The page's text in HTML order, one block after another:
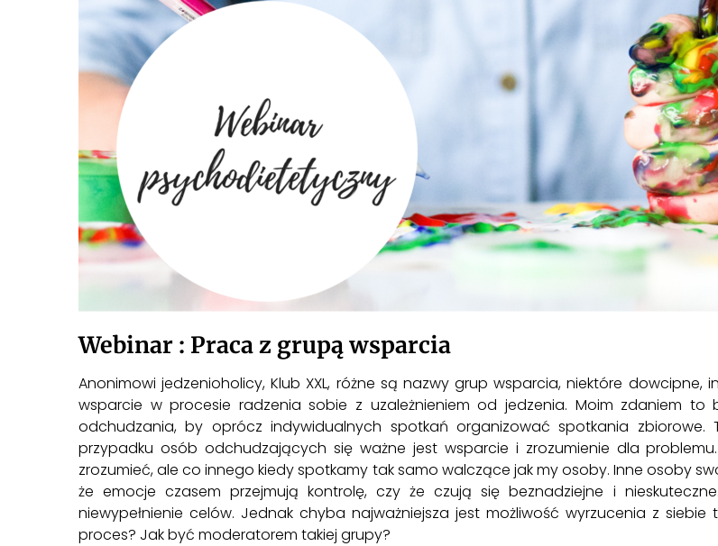
Webinar : Praca z grupą wsparcia
Anonimowi jedzenioholicy, Klub XXL, różne są nazwy grup wsparcia, niektóre
wsparcie w procesie radzenia sobie z uzależnieniem od jedzenia. Moim zdaniem
odchudzania, by oprócz indywidualnych spotkań organizować spotkania
przypadku osób odchudzających się ważne jest wsparcie i zrozumienie dla
zrozumieć, ale co innego kiedy spotkamy tak samo walczące jak my osoby. Inne osoby
że emocje czasem przejmują kontrolę, czy że czują się beznadziejne i
niewypełnienie celów. Jednak chyba najważniejsza jest możliwość wyrzucenia z
proces? Jak być moderatorem takiej grupy?